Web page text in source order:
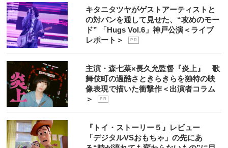
キタニタツヤがゲストアーティストと
の対バンを通して見せた、“攻めのモー
ド” 「Hugs Vol.6」神戸公演＜ライブ
レポート＞
P R
主演・森七菜×長久允監督『炎上』 歌
舞伎町の過酷さときらきらを独特の映
像表現で描いた衝撃作＜出演者コラム
＞
P R
『トイ・ストーリー５』レビュー
「デジタルVSおもちゃ」の先にあ